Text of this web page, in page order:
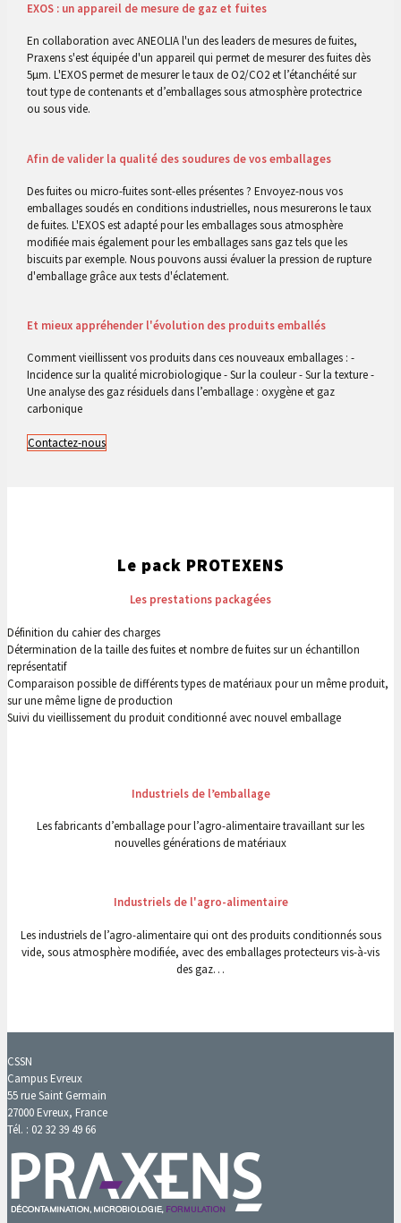
EXOS : un appareil de mesure de gaz et fuites
En collaboration avec ANEOLIA l'un des leaders de mesures de fuites,
Praxens s'est équipée d'un appareil qui permet de mesurer des fuites dès
5µm. L'EXOS permet de mesurer le taux de O2/CO2 et l’étanchéité sur
tout type de contenants et d’emballages sous atmosphère protectrice
ou sous vide.
Afin de valider la qualité des soudures de vos emballages
Des fuites ou micro-fuites sont-elles présentes ? Envoyez-nous vos
emballages soudés en conditions industrielles, nous mesurerons le taux
de fuites. L'EXOS est adapté pour les emballages sous atmosphère
modifiée mais également pour les emballages sans gaz tels que les
biscuits par exemple. Nous pouvons aussi évaluer la pression de rupture
d'emballage grâce aux tests d'éclatement.
Et mieux appréhender l'évolution des produits emballés
Comment vieillissent vos produits dans ces nouveaux emballages : -
Incidence sur la qualité microbiologique - Sur la couleur - Sur la texture -
Une analyse des gaz résiduels dans l’emballage : oxygène et gaz
carbonique
Contactez-nous
Le pack PROTEXENS
Les prestations packagées
Définition du cahier des charges
Détermination de la taille des fuites et nombre de fuites sur un échantillon
représentatif
Comparaison possible de différents types de matériaux pour un même produit,
sur une même ligne de production
Suivi du vieillissement du produit conditionné avec nouvel emballage
Industriels de l’emballage
Les fabricants d’emballage pour l’agro-alimentaire travaillant sur les
nouvelles générations de matériaux
Industriels de l'agro-alimentaire
Les industriels de l’agro-alimentaire qui ont des produits conditionnés sous
vide, sous atmosphère modifiée, avec des emballages protecteurs vis-à-vis
des gaz…
CSSN
Campus Evreux
55 rue Saint Germain
27000 Evreux, France
Tél. : 02 32 39 49 66